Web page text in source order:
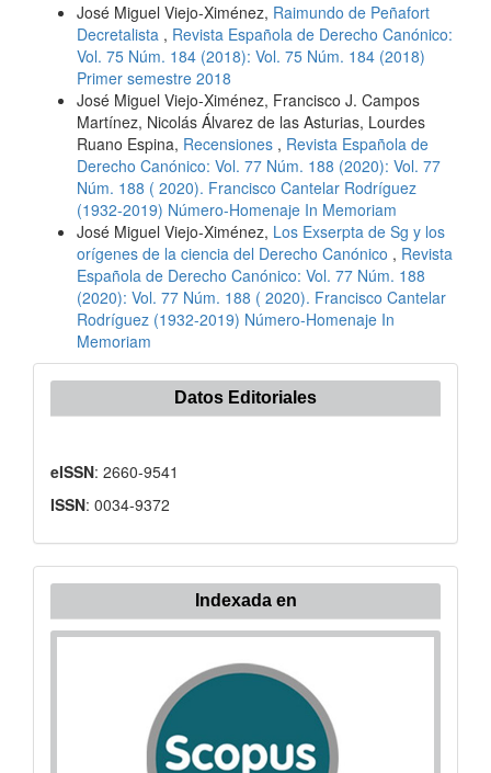
José Miguel Viejo-Ximénez, Raimundo de Peñafort
Decretalista , Revista Española de Derecho Canónico:
Vol. 75 Núm. 184 (2018): Vol. 75 Núm. 184 (2018)
Primer semestre 2018
José Miguel Viejo-Ximénez, Francisco J. Campos
Martínez, Nicolás Álvarez de las Asturias, Lourdes
Ruano Espina, Recensiones , Revista Española de
Derecho Canónico: Vol. 77 Núm. 188 (2020): Vol. 77
Núm. 188 ( 2020). Francisco Cantelar Rodríguez
(1932-2019) Número-Homenaje In Memoriam
José Miguel Viejo-Ximénez, Los Exserpta de Sg y los
orígenes de la ciencia del Derecho Canónico , Revista
Española de Derecho Canónico: Vol. 77 Núm. 188
(2020): Vol. 77 Núm. 188 ( 2020). Francisco Cantelar
Rodríguez (1932-2019) Número-Homenaje In
Memoriam
Datos Editoriales
eISSN: 2660-9541
ISSN: 0034-9372
Indexada
Indexada en